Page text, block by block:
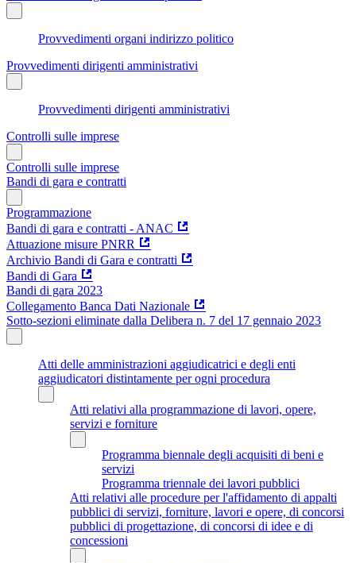
Provvedimenti organi indirizzo politico
Provvedimenti dirigenti amministrativi
Provvedimenti dirigenti amministrativi
Controlli sulle imprese
Controlli sulle imprese
Bandi di gara e contratti
Programmazione
Bandi di gara e contratti - ANAC
Attuazione misure PNRR
Archivio Bandi di Gara e contratti
Bandi di Gara
Bandi di gara 2023
Collegamento Banca Dati Nazionale
Sotto-sezioni eliminate dalla Delibera n. 7 del 17 gennaio 2023
Atti delle amministrazioni aggiudicatrici e degli enti
aggiudicatori distintamente per ogni procedura
Atti relativi alla programmazione di lavori, opere,
servizi e forniture
Programma biennale degli acquisiti di beni e
servizi
Programma triennale dei lavori pubblici
Atti relativi alle procedure per l'affidamento di appalti
pubblici di servizi, forniture, lavori e opere, di concorsi
pubblici di progettazione, di concorsi di idee e di
concessioni